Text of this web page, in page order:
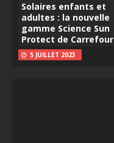
Solaires enfants et
adultes : la nouvelle
gamme Science Sun
Protect de Carrefour
5 JUILLET 2023